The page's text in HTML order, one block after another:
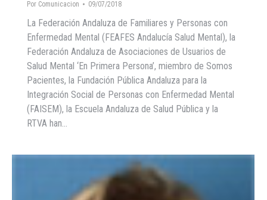
Por Comunicacion 09/07/2018
La Federación Andaluza de Familiares y Personas con
Enfermedad Mental (FEAFES Andalucía Salud Mental), la
Federación Andaluza de Asociaciones de Usuarios de
Salud Mental ‘En Primera Persona’, miembro de Somos
Pacientes, la Fundación Pública Andaluza para la
Integración Social de Personas con Enfermedad Mental
(FAISEM), la Escuela Andaluza de Salud Pública y la
RTVA han…